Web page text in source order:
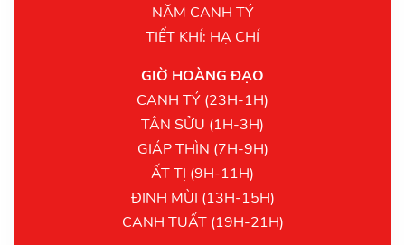
NĂM CANH TÝ
TIẾT KHÍ: HẠ CHÍ
GIỜ HOÀNG ĐẠO
CANH TÝ (23H-1H)
TÂN SỬU (1H-3H)
GIÁP THÌN (7H-9H)
ẤT TỊ (9H-11H)
ĐINH MÙI (13H-15H)
CANH TUẤT (19H-21H)